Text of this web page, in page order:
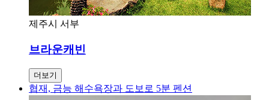
제주시 서부
브라운캐빈
더보기
협재, 금능 해수욕장과 도보로 5분 펜션